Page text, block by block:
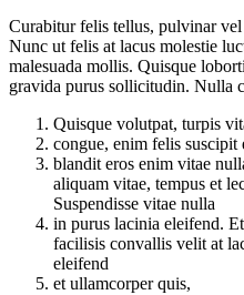
Curabitur felis tellus, pulvinar
Nunc ut felis at lacus molestie
malesuada mollis. Quisque
gravida purus sollicitudin. Nulla
Quisque volutpat, turpis
congue, enim felis suscipit
blandit eros enim vitae
aliquam vitae, tempus et
Suspendisse vitae nulla
in purus lacinia eleifend.
facilisis convallis velit at
eleifend
et ullamcorper quis,